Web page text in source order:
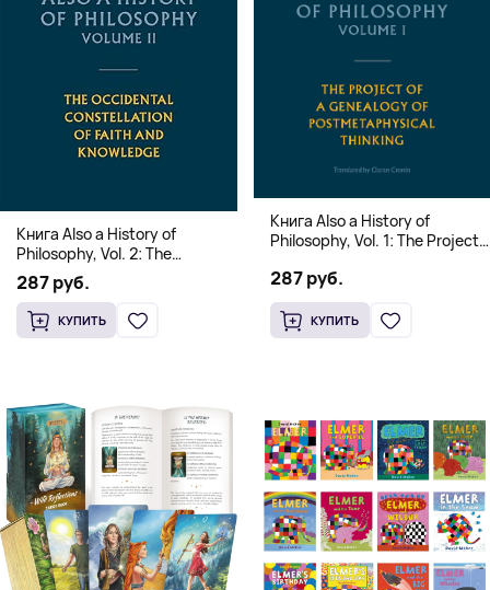
Книга Also a History of
Philosophy, Vol. 2: The
Occidental Constellation of
Faith and Knowledge
(Твердый переплет)
287 руб.
КУПИТЬ
Книга Also a History of
Philosophy, Vol. 1: The Project
Postmetaphysical Thinking
(Твердый переплет)
287 руб.
КУПИТЬ